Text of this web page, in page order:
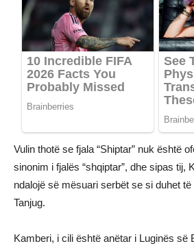
Vulin thotë se fjala “Shiptar” nuk është
sinonim i fjalës “shqiptar”, dhe sipas tij,
ndalojë së mësuari serbët se si duhet
Tanjug.
Kamberi, i cili është anëtar i Luginës së